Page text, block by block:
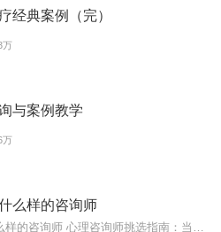
经典案例（完）
万
与案例教学
万
么样的咨询师